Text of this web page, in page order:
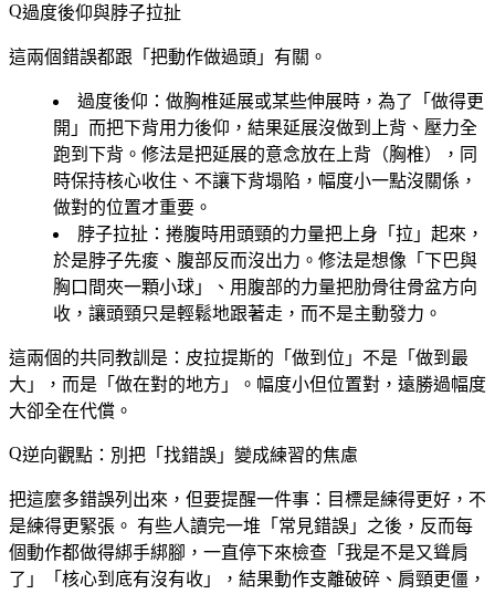
過度後仰與脖子拉扯
這兩個錯誤都跟「把動作做過頭」有關。
過度後仰 ：做胸椎延展或某些伸展時，為了「做得更
開」而把下背用力後仰，結果延展沒做到上背、壓力全
跑到下背。修法是把延展的意念放在上背（胸椎），同
時保持核心收住、不讓下背塌陷，幅度小一點沒關係，
做對的位置才重要。
脖子拉扯 ：捲腹時用頭頸的力量把上身「拉」起來，
於是脖子先痠、腹部反而沒出力。修法是想像「下巴與
胸口間夾一顆小球」、用腹部的力量把肋骨往骨盆方向
收，讓頭頸只是輕鬆地跟著走，而不是主動發力。
這兩個的共同教訓是：皮拉提斯的「做到位」不是「做到最
大」，而是「做在對的地方」。幅度小但位置對，遠勝過幅度
大卻全在代償。
逆向觀點：別把「找錯誤」變成練習的焦慮
把這麼多錯誤列出來，但要提醒一件事： 目標是練得更好，不
是練得更緊張。 有些人讀完一堆「常見錯誤」之後，反而每
個動作都做得綁手綁腳，一直停下來檢查「我是不是又聳肩
了」「核心到底有沒有收」，結果動作支離破碎、肩頸更僵，